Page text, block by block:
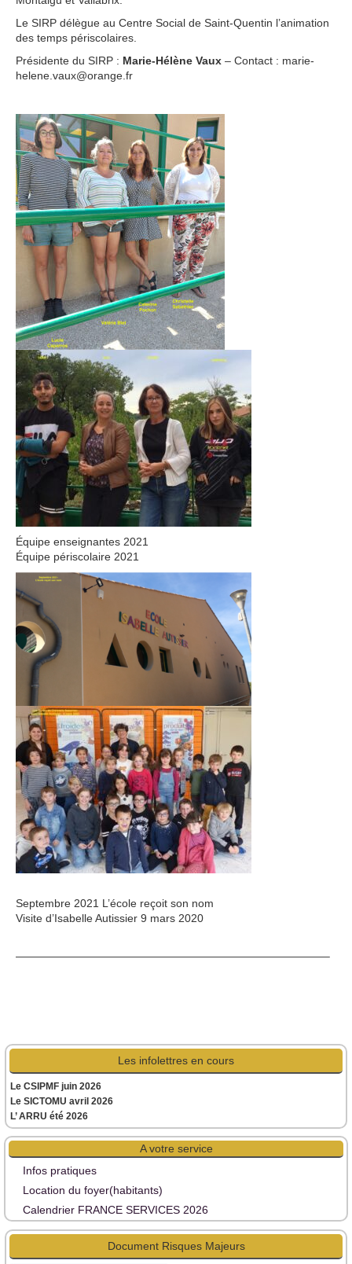
Le SIRP délègue au Centre Social de Saint-Quentin l’animation
des temps périscolaires.
Présidente du SIRP : Marie-Hélène Vaux – Contact : marie-
helene.vaux@orange.fr
Équipe enseignantes 2021
Équipe périscolaire 2021
Septembre 2021 L’école reçoit son nom
Visite d’Isabelle Autissier 9 mars 2020
————————————————————————————–
Les infolettres en cours
Le CSIPMF juin 2026
Le SICTOMU avril 2026
L’ ARRU été 2026
A votre service
Infos pratiques
Location du foyer(habitants)
Calendrier FRANCE SERVICES 2026
Document Risques Majeurs